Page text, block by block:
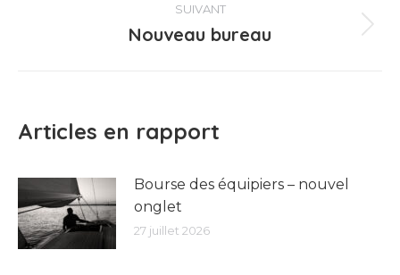
SUIVANT
Article
Nouveau bureau
Articles en rapport
Bourse des équipiers – nouvel
onglet
27 juillet 2026